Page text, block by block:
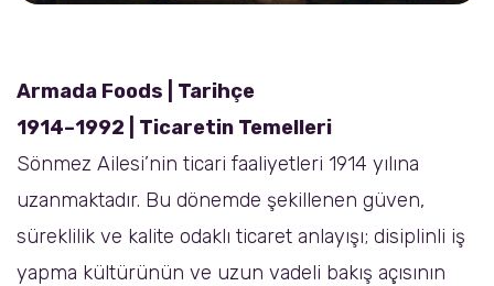
Armada Foods | Tarihçe
1914–1992 | Ticaretin Temelleri
Sönmez Ailesi’nin ticari faaliyetleri 1914 yılına
uzanmaktadır. Bu dönemde şekillenen güven,
süreklilik ve kalite odaklı ticaret anlayışı; disiplinli iş
yapma kültürünün ve uzun vadeli bakış açısının